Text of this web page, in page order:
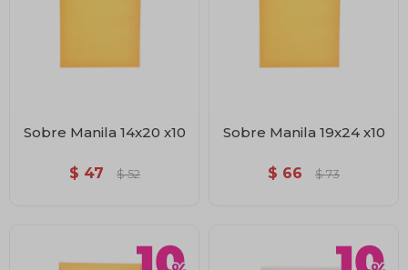
Sobre Manila 14x20 x10
$ 47 $ 52
Sobre Manila 19x24 x10
$ 66 $ 73